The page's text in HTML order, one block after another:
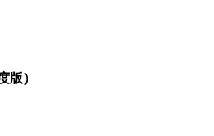
版）